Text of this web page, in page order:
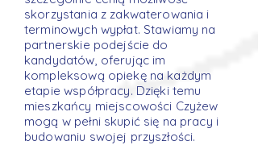
skorzystania z zakwaterowania i
terminowych wypłat. Stawiamy na
partnerskie podejście do
kandydatów, oferując im
kompleksową opiekę na każdym
etapie współpracy. Dzięki temu
mieszkańcy miejscowości Czyżew
mogą w pełni skupić się na pracy i
budowaniu swojej przyszłości.